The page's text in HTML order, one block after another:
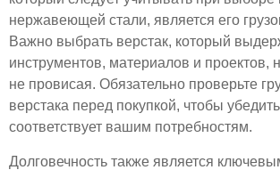
нержавеющей стали, является его
Важно выбрать верстак, который
инструментов, материалов и проектов,
не провисая. Обязательно проверьте
верстака перед покупкой, чтобы
соответствует вашим потребностям.
Долговечность также является